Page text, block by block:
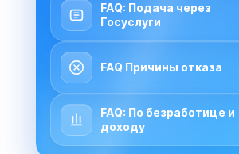
FAQ: Подача через
Госуслуги
FAQ Причины отказа
FAQ: По безработице и
доходу